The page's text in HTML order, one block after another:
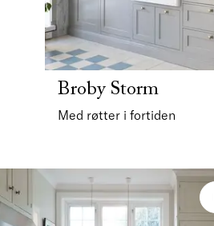
Broby Storm
Med røtter i fortiden